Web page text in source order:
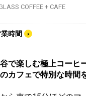
COFFEE + CAFE
時間
で楽しむ極上コーヒ
カフェで特別な時間